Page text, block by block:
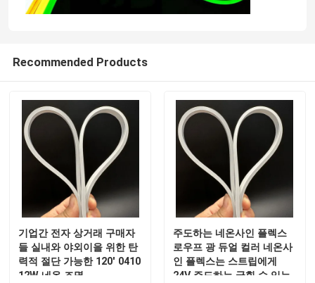
Recommended Products
기업간 전자 상거래 구매자
들 실내와 야외이을 위한 탄
력적 절단 가능한 120' 0410
12W 네온 조명
주도하는 네온사인 플렉스
로우프 광 듀얼 컬러 네온사
인 플렉스는 스트립에게
24V 주도하는 굽힐 수 있는